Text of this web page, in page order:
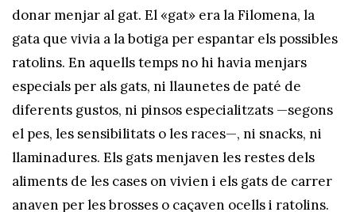
donar menjar al gat. El «gat» era la Filomena, la
gata que vivia a la botiga per espantar els possibles
ratolins. En aquells temps no hi havia menjars
especials per als gats, ni llaunetes de paté de
diferents gustos, ni pinsos especialitzats —segons
el pes, les sensibilitats o les races—, ni snacks, ni
llaminadures. Els gats menjaven les restes dels
aliments de les cases on vivien i els gats de carrer
anaven per les brosses o caçaven ocells i ratolins.